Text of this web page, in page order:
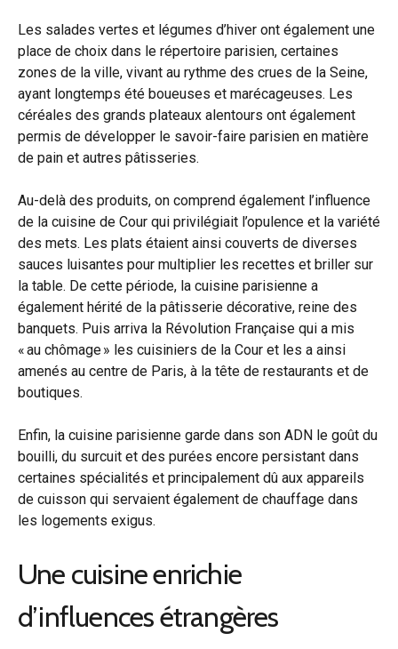
Les salades vertes et légumes d’hiver ont également une
place de choix dans le répertoire parisien, certaines
zones de la ville, vivant au rythme des crues de la Seine,
ayant longtemps été boueuses et marécageuses. Les
céréales des grands plateaux alentours ont également
permis de développer le savoir-faire parisien en matière
de pain et autres pâtisseries.
Au-delà des produits, on comprend également l’influence
de la cuisine de Cour qui privilégiait l’opulence et la variété
des mets. Les plats étaient ainsi couverts de diverses
sauces luisantes pour multiplier les recettes et briller sur
la table. De cette période, la cuisine parisienne a
également hérité de la pâtisserie décorative, reine des
banquets. Puis arriva la Révolution Française qui a mis
« au chômage » les cuisiniers de la Cour et les a ainsi
amenés au centre de Paris, à la tête de restaurants et de
boutiques.
Enfin, la cuisine parisienne garde dans son ADN le goût du
bouilli, du surcuit et des purées encore persistant dans
certaines spécialités et principalement dû aux appareils
de cuisson qui servaient également de chauffage dans
les logements exigus.
Une cuisine enrichie
d’influences étrangères